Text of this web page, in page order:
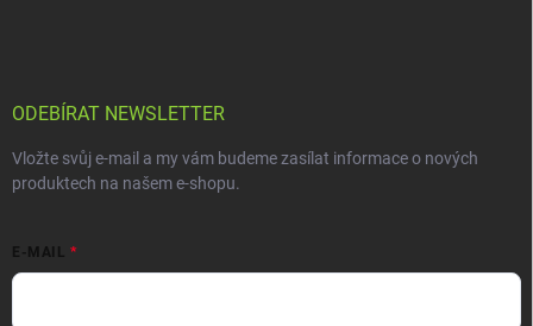
ODEBÍRAT NEWSLETTER
Vložte svůj e-mail a my vám budeme zasílat informace o nových
produktech na našem e-shopu.
E-MAIL